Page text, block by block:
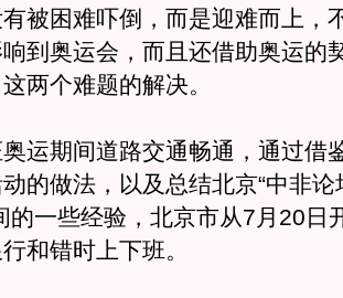
被困难吓倒，而是迎难而上，
到奥运会，而且还借助奥运的
两个难题的解决。
期间道路交通畅通，通过借
的做法，以及总结北京“中非论
的一些经验，北京市从7月20日
和错时上下班。